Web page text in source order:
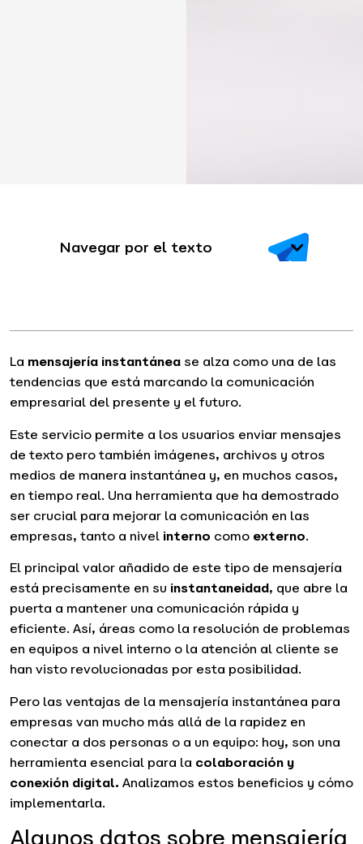
Navegar por el texto
Lamensajería instantánea se alza como una de las
tendencias que está marcando la comunicación
empresarial del presente y el futuro.
Este servicio permite a los usuarios enviar mensajes
de texto pero también imágenes, archivos y otros
medios de manera instantánea y, en muchos casos,
en tiempo real. Una herramienta que ha demostrado
ser crucial para mejorar la comunicación en las
empresas, tanto a nivel interno como externo.
El principal valor añadido de este tipo de mensajería
está precisamente en su instantaneidad, que abre la
puerta a mantener una comunicación rápida y
eficiente. Así, áreas como la resolución de problemas
en equipos a nivel interno o la atención al cliente se
han visto revolucionadas por esta posibilidad.
Pero las ventajas de la mensajería instantánea para
empresas van mucho más allá de la rapidez en
conectar a dos personas o a un equipo: hoy, son una
herramienta esencial para la colaboración y
conexión digital. Analizamos estos beneficios y cómo
implementarla.
Algunos datos sobre mensajería